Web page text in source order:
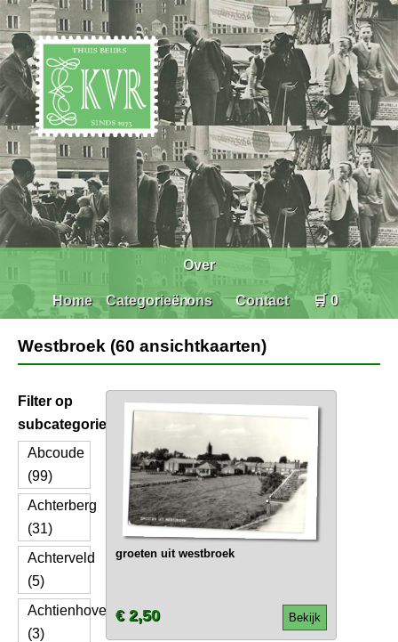
Home Categorieën
Over
ons Contact 🛒 0
Westbroek (60 ansichtkaarten)
Filter op
subcategorie
Abcoude
(99)
Achterberg
(31)
Achterveld
(5)
Achtienhoven
(3)
groeten uit westbroek
Bekijk
€ 2,50